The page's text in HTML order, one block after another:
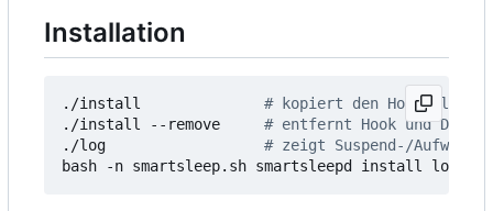
Installation
./install # kopiert den Hook, legt
./install --remove # entfernt Hook und
./log # zeigt Suspend-/Aufwach-
bash -n smartsleep.sh smartsleepd install log